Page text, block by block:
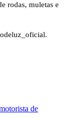
rodas, muletas e
de